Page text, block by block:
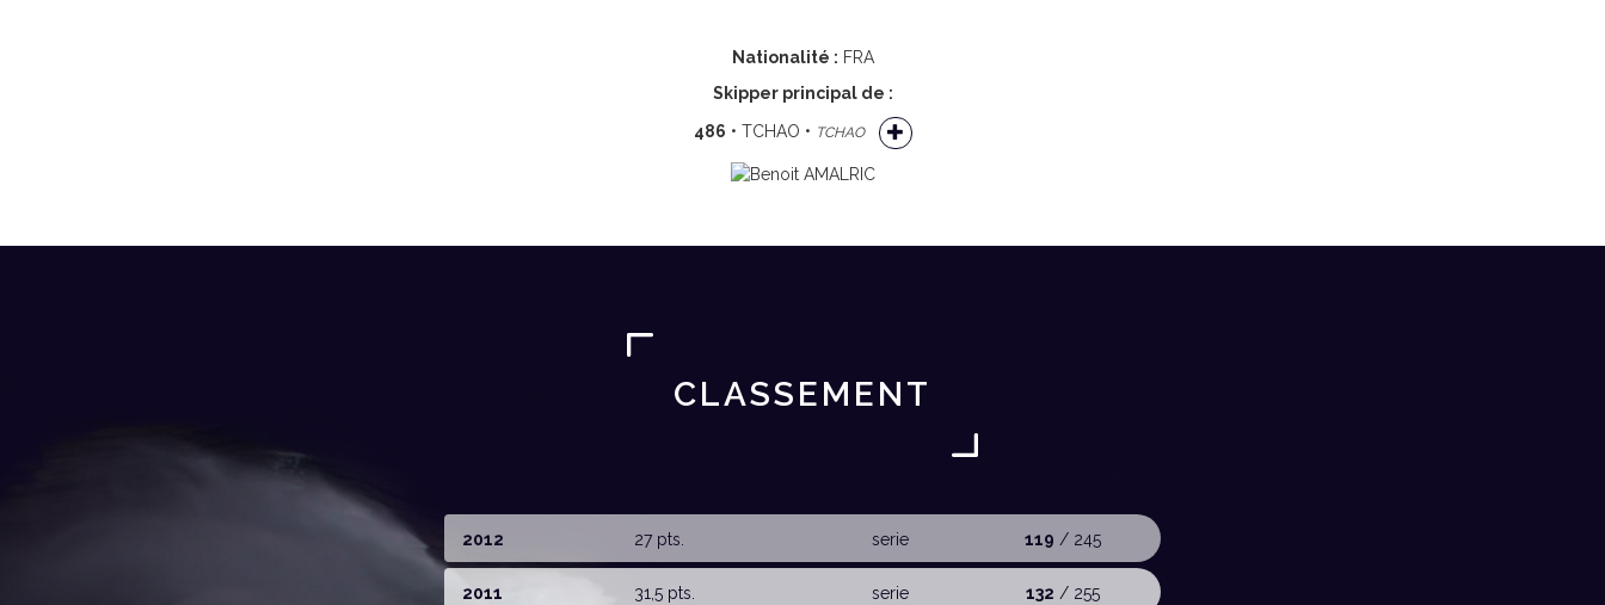
Nationalité : FRA
Skipper principal de :
486 • TCHAO • TCHAO
CLASSEMENT
2012 27 pts. serie 119 / 245
2011 31,5 pts. serie 132 / 255